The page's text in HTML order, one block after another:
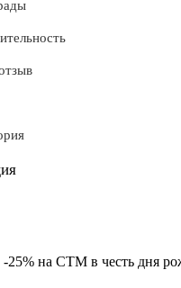
cookie
-25% на СТМ в честь дня